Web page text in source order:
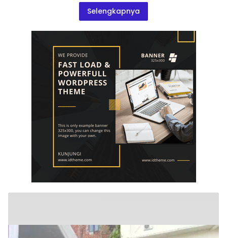
Selengkapnya